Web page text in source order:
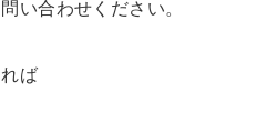
い合わせください。
ば